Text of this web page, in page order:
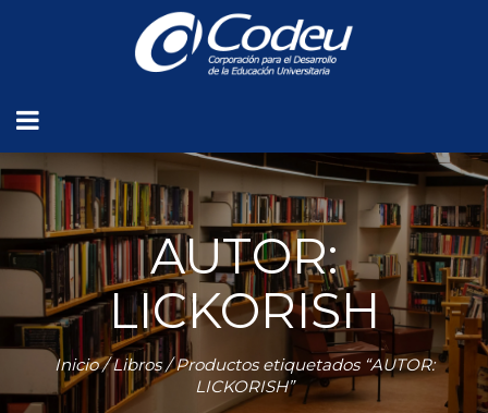
AUTOR:
LICKORISH
Inicio/Libros/ Productos etiquetados “AUTOR:
LICKORISH”